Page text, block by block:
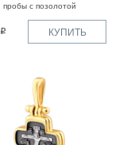
пробы с позолотой
КУПИТЬ